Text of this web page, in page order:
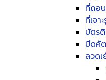
ที่ถอ
ที่เจ
บัตร
มีดคั
ลวด